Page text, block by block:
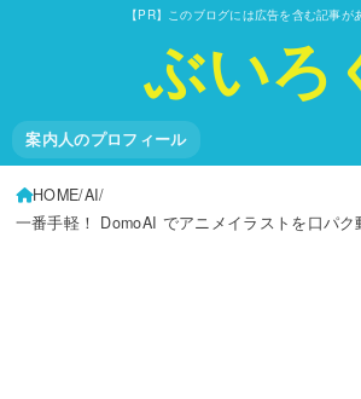
【PR】このブログには広告を含む記事が
ぶいろ
案内人のプロフィール
HOME AI
一番手軽！ DomoAI でアニメイラストを口パク